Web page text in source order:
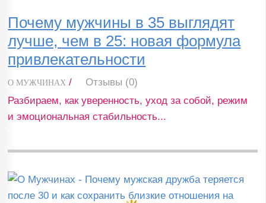
Почему мужчины в 35 выглядят
лучше, чем в 25: новая формула
привлекательности
О МУЖЧИНАХ /
Отзывы (0)
Разбираем, как уверенность, уход за собой, режим
и эмоциональная стабильность...